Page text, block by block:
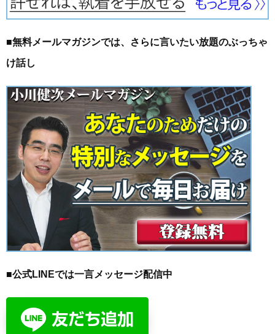
■無料メールマガジンでは、さらに言いたい放題のぶっちゃ
け話し
■公式LINEでは一言メッセージ配信中